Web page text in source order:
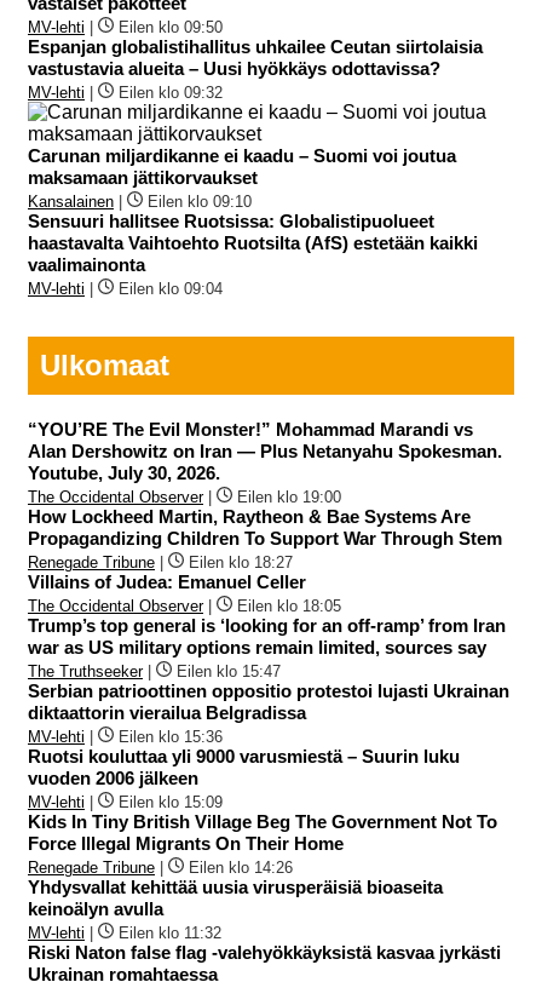
MV-lehti Eilen klo 09:50
Espanjan globalistihallitus uhkailee Ceutan siirtolaisia
vastustavia alueita – Uusi hyökkäys odottavissa?
MV-lehti Eilen klo 09:32
Carunan miljardikanne ei kaadu – Suomi voi joutua
maksamaan jättikorvaukset
Kansalainen Eilen klo 09:10
Sensuuri hallitsee Ruotsissa: Globalistipuolueet
haastavalta Vaihtoehto Ruotsilta (AfS) estetään kaikki
vaalimainonta
MV-lehti Eilen klo 09:04
Ulkomaat
“YOU’RE The Evil Monster!” Mohammad Marandi vs
Alan Dershowitz on Iran — Plus Netanyahu Spokesman.
Youtube, July 30, 2026.
The Occidental Observer| Eilen klo 19:00
How Lockheed Martin, Raytheon & Bae Systems Are
Propagandizing Children To Support War Through Stem
Renegade Tribune Eilen klo 18:27
Villains of Judea: Emanuel Celler
The Occidental Observer| Eilen klo 18:05
Trump’s top general is ‘looking for an off-ramp’ from Iran
war as US military options remain limited, sources say
The Truthseeker| Eilen klo 15:47
Serbian patrioottinen oppositio protestoi lujasti Ukrainan
diktaattorin vierailua Belgradissa
MV-lehti Eilen klo 15:36
Ruotsi kouluttaa yli 9000 varusmiestä – Suurin luku
vuoden 2006 jälkeen
MV-lehti Eilen klo 15:09
Kids In Tiny British Village Beg The Government Not To
Force Illegal Migrants On Their Home
Renegade Tribune Eilen klo 14:26
Yhdysvallat kehittää uusia virusperäisiä bioaseita
keinoälyn avulla
MV-lehti Eilen klo 11:32
Riski Naton false flag -valehyökkäyksistä kasvaa jyrkästi
Ukrainan romahtaessa